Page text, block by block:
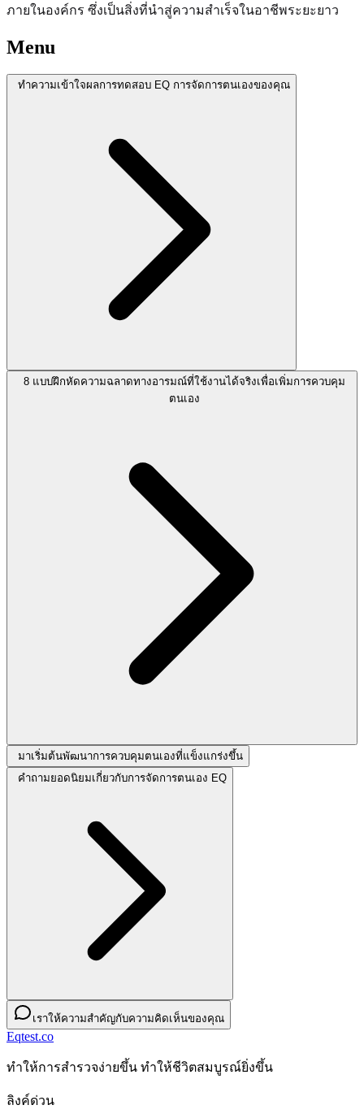
ภายในองค์กร ซึ่งเป็นสิ่งที่นำสู่ความสำเร็จในอาชีพระยะยาว
Menu
ทำความเข้าใจผลการทดสอบ EQ การจัดการตนเองของคุณ
8 แบบฝึกหัดความฉลาดทางอารมณ์ที่ใช้งานได้จริงเพื่อเพิ่มการควบคุม
ตนเอง
มาเริ่มต้นพัฒนาการควบคุมตนเองที่แข็งแกร่งขึ้น
คำถามยอดนิยมเกี่ยวกับการจัดการตนเอง EQ
เราให้ความสำคัญกับความคิดเห็นของคุณ
Eqtest.co
ทําให้การสํารวจง่ายขึ้น ทําให้ชีวิตสมบูรณ์ยิ่งขึ้น
ลิงค์ด่วน